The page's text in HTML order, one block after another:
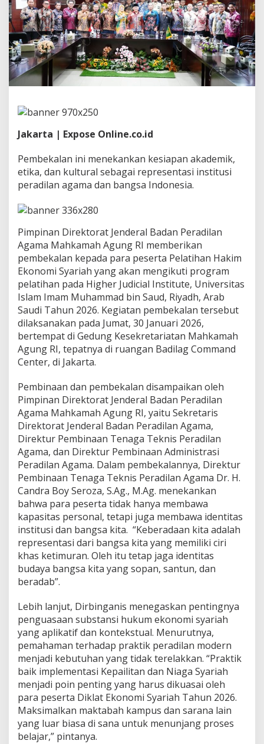
a
d
i
l
a
g
M
e
r
k
a
n
e
k
a
l
a
n
P
e
s
r
t
e
l
a
t
i
h
a
n
H
a
k
i
E
k
o
n
o
m
y
a
r
i
a
h
d
i
R
i
y
a
Jakarta | Expose Online.co.id
Pembekalan ini menekankan kesiapan akademik,
etika, dan kultural sebagai representasi institusi
peradilan agama dan bangsa Indonesia.
Pimpinan Direktorat Jenderal Badan Peradilan
Agama Mahkamah Agung RI memberikan
pembekalan kepada para peserta Pelatihan Hakim
Ekonomi Syariah yang akan mengikuti program
pelatihan pada Higher Judicial Institute, Universitas
Islam Imam Muhammad bin Saud, Riyadh, Arab
Saudi Tahun 2026. Kegiatan pembekalan tersebut
dilaksanakan pada Jumat, 30 Januari 2026,
bertempat di Gedung Kesekretariatan Mahkamah
Agung RI, tepatnya di ruangan Badilag Command
Center, di Jakarta.
Pembinaan dan pembekalan disampaikan oleh
Pimpinan Direktorat Jenderal Badan Peradilan
Agama Mahkamah Agung RI, yaitu Sekretaris
Direktorat Jenderal Badan Peradilan Agama,
Direktur Pembinaan Tenaga Teknis Peradilan
Agama, dan Direktur Pembinaan Administrasi
Peradilan Agama. Dalam pembekalannya, Direktur
Pembinaan Tenaga Teknis Peradilan Agama Dr. H.
Candra Boy Seroza, S.Ag., M.Ag. menekankan
bahwa para peserta tidak hanya membawa
kapasitas personal, tetapi juga membawa identitas
institusi dan bangsa kita. “Keberadaan kita adalah
representasi dari bangsa kita yang memiliki ciri
khas ketimuran. Oleh itu tetap jaga identitas
budaya bangsa kita yang sopan, santun, dan
beradab”.
Lebih lanjut, Dirbinganis menegaskan pentingnya
penguasaan substansi hukum ekonomi syariah
yang aplikatif dan kontekstual. Menurutnya,
pemahaman terhadap praktik peradilan modern
menjadi kebutuhan yang tidak terelakkan. “Praktik
baik implementasi Kepailitan dan Niaga Syariah
menjadi poin penting yang harus dikuasai oleh
para peserta Diklat Ekonomi Syariah Tahun 2026.
Maksimalkan maktabah kampus dan sarana lain
yang luar biasa di sana untuk menunjang proses
belajar,” pintanya.